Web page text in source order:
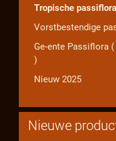
Tropische passiflora
Vorstbestendige
Ge-ente Passiflora
)
Nieuw 2025
Nieuwe